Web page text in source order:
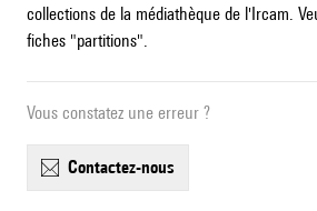
collections de la médiathèque de l'Ircam.
fiches "partitions".
Vous constatez une erreur ?
contactez-nous